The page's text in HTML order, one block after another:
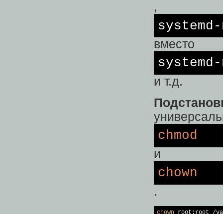
,
вместо
и т.д.
chmod
и
chown
.
chown root:root /